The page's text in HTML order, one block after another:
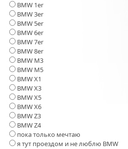
BMW 1er
BMW 3er
BMW 5er
BMW 6er
BMW 7er
BMW 8er
BMW M3
BMW M5
BMW X1
BMW X3
BMW X5
BMW X6
BMW Z3
BMW Z4
пока только мечтаю
я тут проездом и не люблю BMW